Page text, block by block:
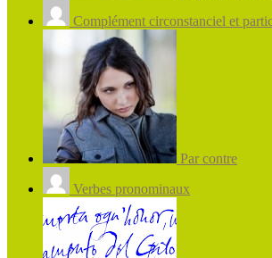
Complément circonstanciel et
Par contre
Verbes pronominaux